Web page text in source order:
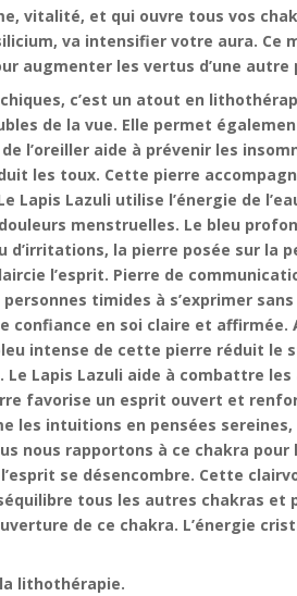
vitalité, et qui ouvre tous vos
va intensifier votre aura.
augmenter les vertus d’une autre
c’est un atout en
de la vue. Elle permet
l’oreiller aide à prévenir les
les toux. Cette pierre
Lazuli utilise l’énergie de
menstruelles. Le bleu
d’irritations, la pierre posée sur
l’esprit. Pierre de
timides à s’exprimer
en soi claire et affirmée.
intense de cette pierre réduit le
Lapis Lazuli aide à combattre
favorise un esprit ouvert et
les intuitions en pensées
rapportons à ce chakra pour
se désencombre. Cette
tous les autres chakras et
de ce chakra. L’énergie
lithothérapie.